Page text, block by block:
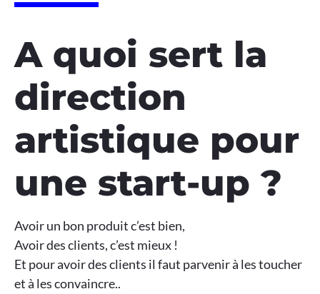
A quoi sert la
direction
artistique pour
une start-up ?
Avoir un bon produit c’est bien,
Avoir des clients, c’est mieux !
Et pour avoir des clients il faut parvenir à les toucher
et à les convaincre..